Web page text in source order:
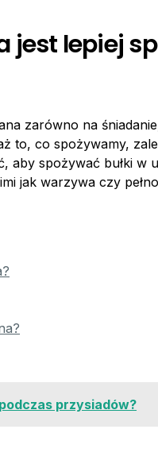
jest lepiej
zarówno na
to, co spożywamy,
aby spożywać bułki w
jak warzywa czy
przysiadów?